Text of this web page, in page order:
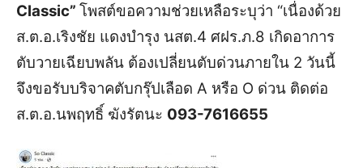
Classic” โพสต์ขอความช่วยเหลือระบุว่า “เนื่องด้วย
ส.ต.อ.เริงชัย แดงบำรุง นสต.4 ศฝร.ภ.8 เกิดอาการ
ตับวายเฉียบพลัน ต้องเปลี่ยนตับด่วนภายใน 2 วันนี้
จึงขอรับบริจาคตับกรุ๊ปเลือด A หรือ O ด่วน ติดต่อ
ส.ต.อ.นพฤทธิ์ ฆังรัตนะ 093-7616655